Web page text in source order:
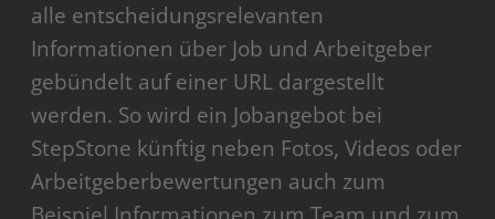
alle entscheidungsrelevanten
Informationen über Job und Arbeitgeber
gebündelt auf einer URL dargestellt
werden. So wird ein Jobangebot bei
StepStone künftig neben Fotos, Videos oder
Arbeitgeberbewertungen auch zum